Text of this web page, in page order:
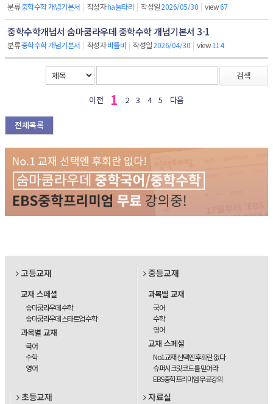
분류중학수학 개념기본서 | 작성자ha눌타리 | 작성일2026/05/30 | view67
중학수학개념서 숨마쿰라우데 중학수학 개념기본서 3-1
분류중학수학 개념기본서 | 작성자바틀비 | 작성일2026/04/30 | view114
검색
이전 1 2 3 4 5 다음
전체목록
고등교재
교재 스페셜
숨마쿰라우데 수학
숨마쿰라우데 스타트업 수학
과목별 교재
국어
수학
영어
중등교재
과목별 교재
국어
수학
영어
교재 스페셜
No1교재 선택엔 후회란 없다
슈퍼시크릿코드를 믿어라
EBS중학프리미엄 무료강의
초등교재 자료실